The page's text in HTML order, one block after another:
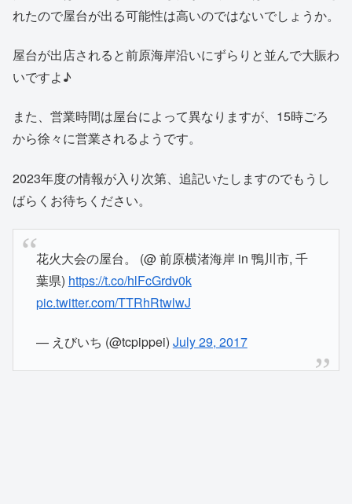
れたので屋台が出る可能性は高いのではないでしょうか。
屋台が出店されると前原海岸沿いにずらりと並んで大賑わ
いですよ♪
また、営業時間は屋台によって異なりますが、15時ごろ
から徐々に営業されるようです。
2023年度の情報が入り次第、追記いたしますのでもうし
ばらくお待ちください。
花火大会の屋台。 (@ 前原横渚海岸 in 鴨川市, 千
葉県) https://t.co/hlFcGrdv0k
pic.twitter.com/TTRhRtwlwJ
— えびいち (@tcpippei) July 29, 2017